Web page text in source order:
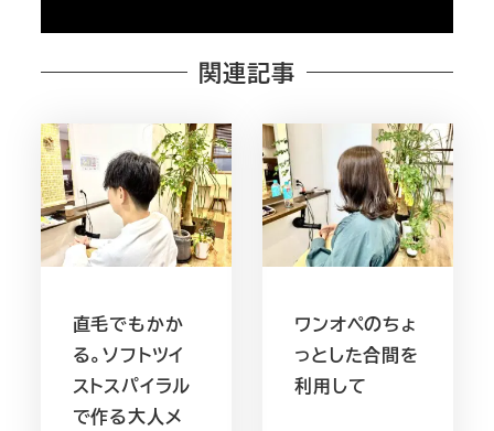
関連記事
直毛でもかか
る。ソフトツイ
ストスパイラル
で作る大人メ
ワンオペのちょ
っとした合間を
利用して